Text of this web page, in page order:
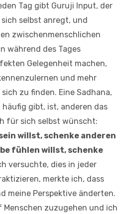
Tag gibt Guruji Input, der
selbst anregt, und
zwischenmenschlichen
während des Tages
Gelegenheit machen,
und mehr
zu finden. Eine Sadhana,
häufig gibt, ist, anderen das
für sich selbst wünscht:
willst, schenke anderen
fühlen willst, schenke
versuchte, dies in jeder
merkte ich, dass
meine Perspektive änderten.
Menschen zuzugehen und ich